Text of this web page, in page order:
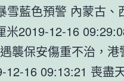
雪藍色預警 內蒙古、
米2019-12-16
襲保安傷重不治，港
12-16 09:13:21 喪盡